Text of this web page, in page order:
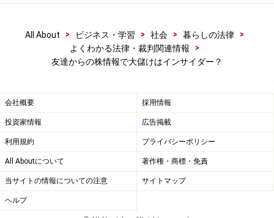
い。
1 /2
All About > ビジネス・学習 > 社会 > 暮らしの法律
>
よくわかる法律・裁判関連情報
>
友達からの株情報で大儲けはインサイダー？
会社概要 採用情報
投資家情報 広告掲載
利用規約 プライバシーポリシー
All Aboutについて 著作権・商標・免責
当サイトの情報についての注意 サイトマップ
ヘルプ